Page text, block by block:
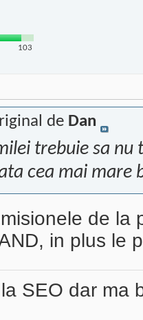
103
de Dan
trebuie sa nu
cea mai mare
de la
in plus le
SEO dar ma